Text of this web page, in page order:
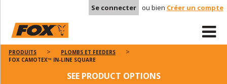
Se connecter ou bien Créer un compte
PRODUITS
PLOMBS ET FEEDERS
FOX CAMOTEX™ IN-LINE SQUARE
SEE PRODUCT OPTIONS